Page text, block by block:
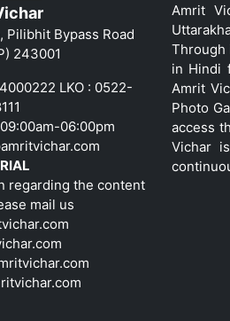
Pilibhit Bypass Road
243001
LKO : 0522-
06:00pm
regarding the content
mail us
Amrit
Through
in Hindi
Amrit
Photo
access
Vichar